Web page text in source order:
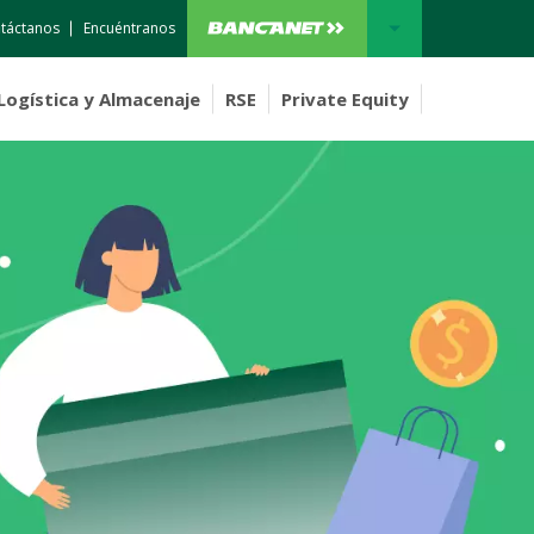
Encuéntranos
NICARAGUA
PANAMÁ
REPÚBLICA DOMINICANA
y Almacenaje RSE Private Equity